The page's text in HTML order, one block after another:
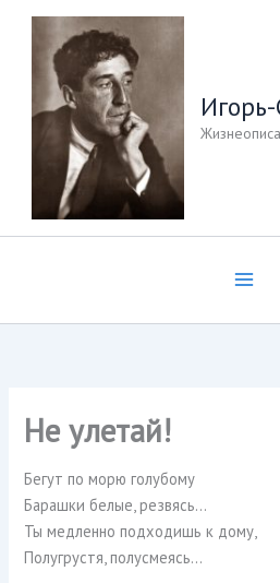
Перейти
содержимому
Не улетай!
Бегут по морю голубому
Барашки белые, резвясь…
Ты медленно подходишь к дому,
Полугрустя, полусмеясь…